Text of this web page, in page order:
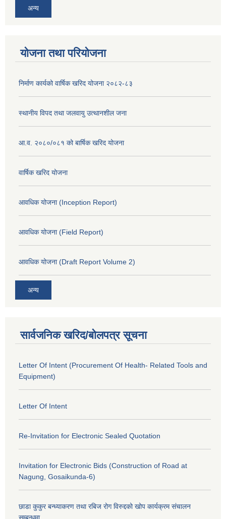
अन्य
योजना तथा परियोजना
निर्माण कार्यको वार्षिक खरिद योजना २०८२-८३
स्थानीय विपद तथा जलवायु उत्थानशील जना
आ.व. २०८०/०८१ को बार्षिक खरिद योजना
वार्षिक खरिद योजना
आवधिक योजना (Inception Report)
आवधिक योजना (Field Report)
आवधिक योजना (Draft Report Volume 2)
अन्य
सार्वजनिक खरिद/बोलपत्र सूचना
Letter Of Intent (Procurement Of Health- Related Tools and
Equipment)
Letter Of Intent
Re-Invitation for Electronic Sealed Quotation
Invitation for Electronic Bids (Construction of Road at
Nagung, Gosaikunda-6)
छाडा कुकुर बन्ध्याकरण तथा रबिज रोग विरुद्दको खोप कार्यक्रम संचालन